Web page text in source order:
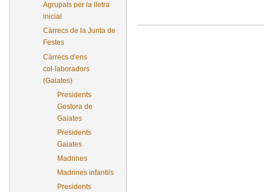
Agrupats per la lletra
inicial
Càrrecs de la Junta de
Festes
Càrrecs d'ens
col·laboradors
(Gaiates)
Presidents
Gestora de
Gaiates
Presidents
Gaiates
Madrines
Madrines infantils
Presidents